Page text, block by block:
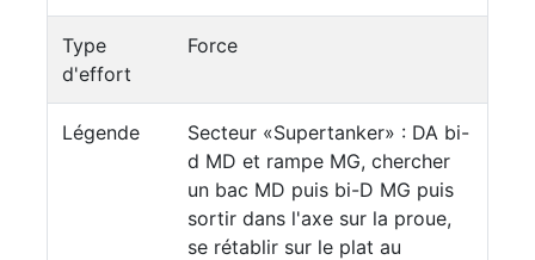
Type
d'effort
Force
Légende
Secteur «Supertanker» : DA bi-
d MD et rampe MG, chercher
un bac MD puis bi-D MG puis
sortir dans l'axe sur la proue,
se rétablir sur le plat au